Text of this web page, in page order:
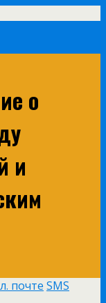
о
и
почте SMS